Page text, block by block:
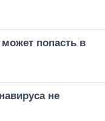
попасть в
не